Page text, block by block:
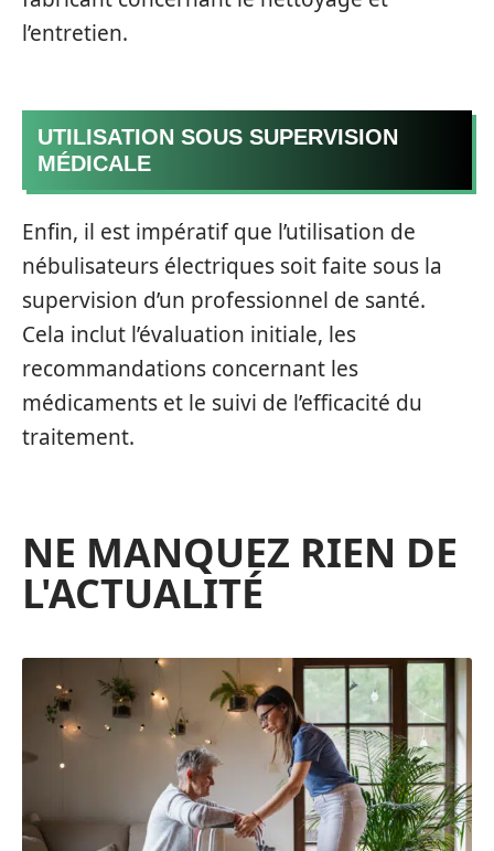
l’entretien.
UTILISATION SOUS SUPERVISION
MÉDICALE
Enfin, il est impératif que l’utilisation de
nébulisateurs électriques soit faite sous la
supervision d’un professionnel de santé.
Cela inclut l’évaluation initiale, les
recommandations concernant les
médicaments et le suivi de l’efficacité du
traitement.
NE MANQUEZ RIEN DE
L'ACTUALITÉ